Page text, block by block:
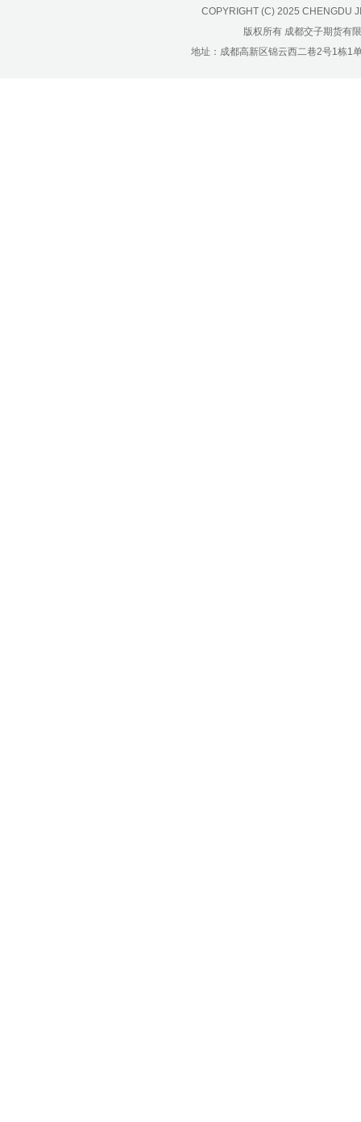
COPYRIGHT (C) 2025 CHENGDU
版权所有 成都交子期货有
地址：成都高新区锦云西二巷2号1栋1